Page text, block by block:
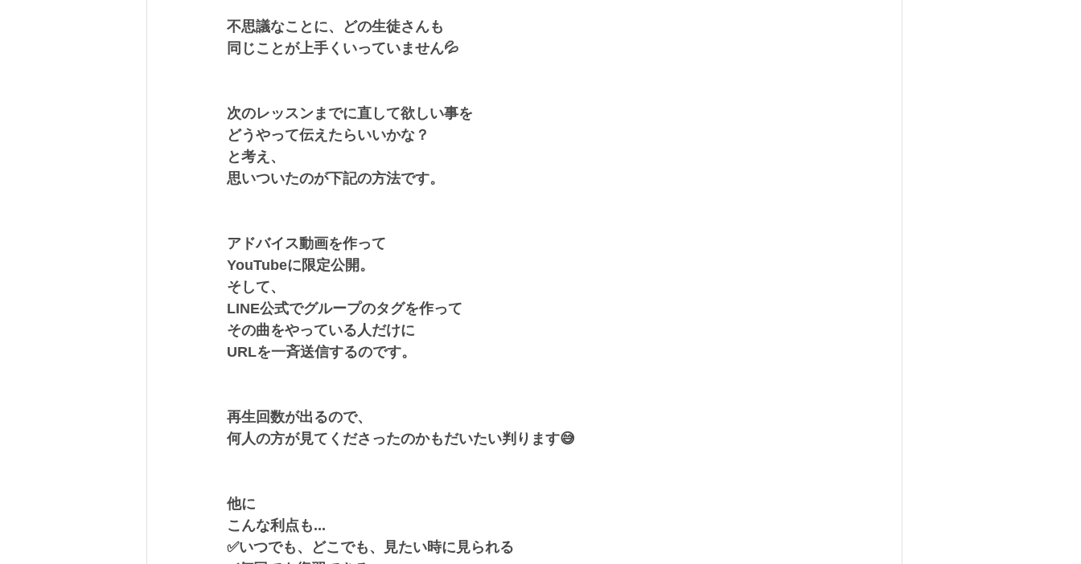
不思議なことに、どの生徒さんも
同じことが上手くいっていません💦
次のレッスンまでに直して欲しい事を
どうやって伝えたらいいかな？
と考え、
思いついたのが下記の方法です。
アドバイス動画を作って
YouTubeに限定公開。
そして、
LINE公式でグループのタグを作って
その曲をやっている人だけに
URLを一斉送信するのです。
再生回数が出るので、
何人の方が見てくださったのかもだいたい判ります😅
他に
こんな利点も...
✅いつでも、どこでも、見たい時に見られる